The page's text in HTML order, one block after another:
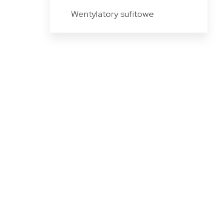
Wentylatory sufitowe